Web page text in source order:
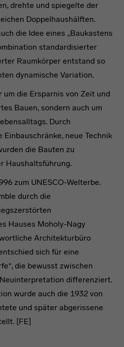
drehte und spiegelte der
Doppelhaushälften.
die Idee eines „Baukastens
standardisierter
Raumkörper entstand so
dynamische Variation.
die Ersparnis von Zeit und
Bauen, sondern auch um
Durch
neue Technik
die Bauten zu
Haushaltsführung.
zum UNESCO-Welterbe.
durch die
Hauses Moholy-Nagy
Architekturbüro
sich für eine
die bewusst zwischen
differenziert.
wurde auch die 1932 von
und später abgerissene
[FE]